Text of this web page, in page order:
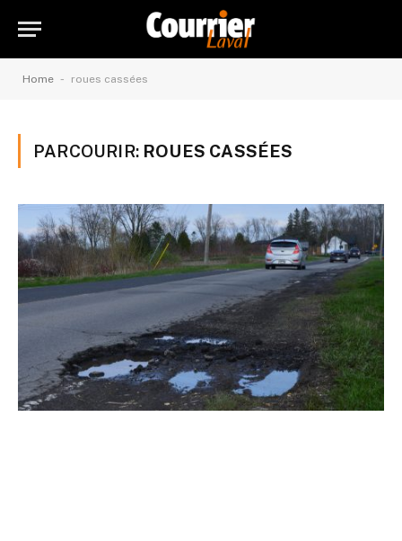
Home - roues cassées
PARCOURIR: ROUES CASSÉES